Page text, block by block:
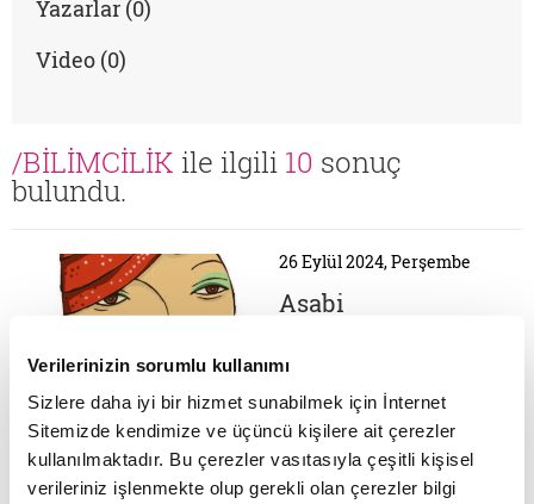
Verilerinizin sorumlu kullanımı
Sizlere daha iyi bir hizmet sunabilmek için İnternet
Sitemizde kendimize ve üçüncü kişilere ait çerezler
kullanılmaktadır. Bu çerezler vasıtasıyla çeşitli kişisel
verileriniz işlenmekte olup gerekli olan çerezler bilgi
Yazarlar (0)
Video (0)
/BİLİMCİLİK ile ilgili 10 sonuç
bulundu.
26 Eylül 2024, Perşembe
Asabi
(21 Mart-20 Nisan)
SABIRSIZ KOÇ Başınıza
talih kuşu konacak,
kanatlarınıyolmayın Eyy
âlemin en aceleci, sabırsız,
freni patlak varlıkları! Eyy